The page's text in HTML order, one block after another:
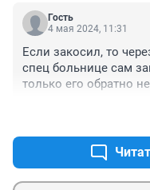
Гость
4 мая 2024, 11:31
Если закосил, то
спец больнице сам
только его обратно